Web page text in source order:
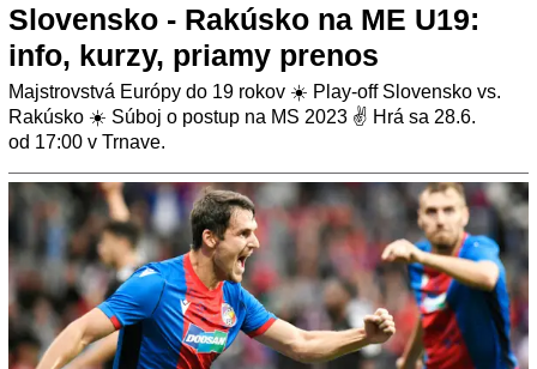
Slovensko - Rakúsko na ME U19:
info, kurzy, priamy prenos
Majstrovstvá Európy do 19 rokov ☀️ Play-off Slovensko vs.
Rakúsko ☀️ Súboj o postup na MS 2023 ✌ Hrá sa 28.6.
od 17:00 v Trnave.